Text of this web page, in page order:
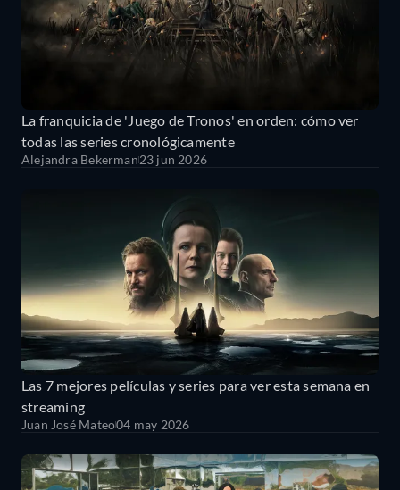
La franquicia de 'Juego de Tronos' en orden: cómo ver
todas las series cronológicamente
Alejandra Bekerman23 jun 2026
Las 7 mejores películas y series para ver esta semana en
streaming
Juan José Mateo04 may 2026